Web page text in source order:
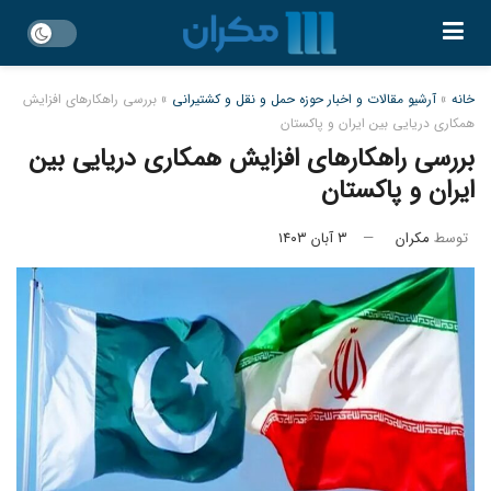
خانه » آرشیو مقالات و اخبار حوزه حمل و نقل و کشتیرانی » بررسی راهکارهای افزایش
همکاری دریایی بین ایران و پاکستان
بررسی راهکارهای افزایش همکاری دریایی بین
ایران و پاکستان
توسط مکران ۳ آبان ۱۴۰۳